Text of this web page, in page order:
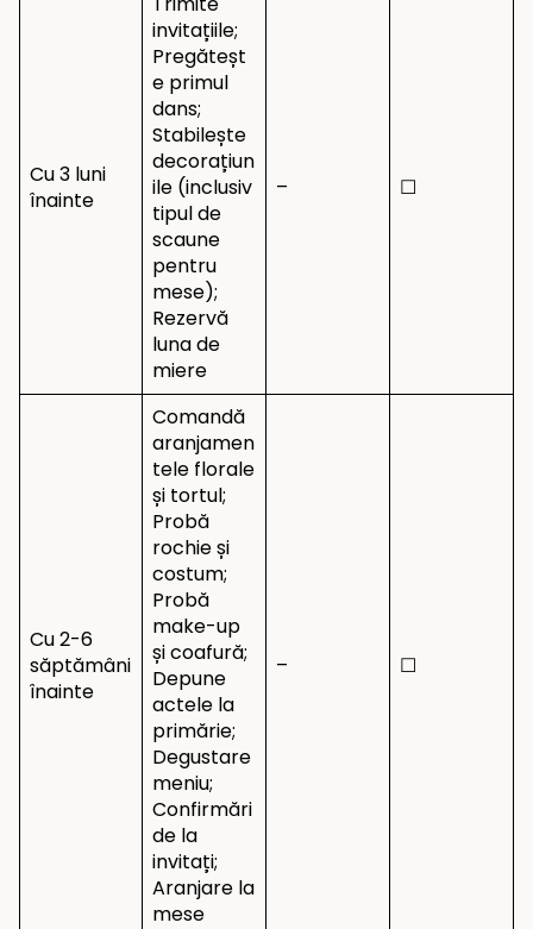
Cu 3 luni
înainte
invitațiile;
Pregăteșt
e primul
dans;
Stabilește
decorațiun
ile (inclusiv
tipul de
scaune
pentru
mese);
Rezervă
luna de
miere
– ☐
Cu 2-6
săptămâni
înainte
Comandă
aranjamen
tele florale
și tortul;
Probă
rochie și
costum;
Probă
make-up
și coafură;
Depune
actele la
primărie;
Degustare
meniu;
Confirmări
de la
invitați;
Aranjare la
mese
– ☐